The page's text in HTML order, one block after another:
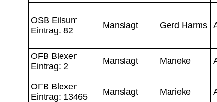
OSB Eilsum
Eintrag: 82
Manslagt Gerd Harms
OFB Blexen
Eintrag: 2
Manslagt Marieke
OFB Blexen
Eintrag: 13465
Manslagt Marieke